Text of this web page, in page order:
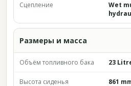
Сцепление
Wet
Размеры и масса
Объём топливного бака 23
Высота сиденья 861